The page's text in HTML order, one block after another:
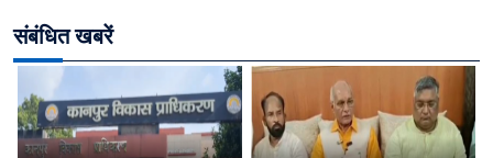
संबंधित खबरें